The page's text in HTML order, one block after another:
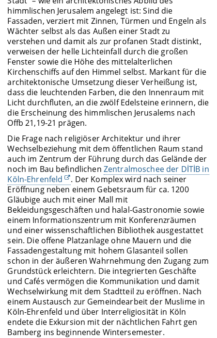
himmlischen Jerusalem angelegt ist: Sind die
Fassaden, verziert mit Zinnen, Türmen und Engeln als
Wächter selbst als das Außen einer Stadt zu
verstehen und damit als zur profanen Stadt distinkt,
verweisen der helle Lichteinfall durch die großen
Fenster sowie die Höhe des mittelalterlichen
Kirchenschiffs auf den Himmel selbst. Markant für die
architektonische Umsetzung dieser Verheißung ist,
dass die leuchtenden Farben, die den Innenraum mit
Licht durchfluten, an die zwölf Edelsteine erinnern, die
die Erscheinung des himmlischen Jerusalems nach
Offb 21,19-21 prägen.
Die Frage nach religiöser Architektur und ihrer
Wechselbeziehung mit dem öffentlichen Raum stand
auch im Zentrum der Führung durch das Gelände der
noch im Bau befindlichen Zentralmoschee der DİTİB in
Köln-Ehrenfeld
. Der Komplex wird nach seiner
Eröffnung neben einem Gebetsraum für ca. 1200
Gläubige auch mit einer Mall mit
Bekleidungsgeschäften und halal-Gastronomie sowie
einem Informationszentrum mit Konferenzräumen
und einer wissenschaftlichen Bibliothek ausgestattet
sein. Die offene Platzanlage ohne Mauern und die
Fassadengestaltung mit hohem Glasanteil sollen
schon in der äußeren Wahrnehmung den Zugang zum
Grundstück erleichtern. Die integrierten Geschäfte
und Cafés vermögen die Kommunikation und damit
Wechselwirkung mit dem Stadtteil zu eröffnen. Nach
einem Austausch zur Gemeindearbeit der Muslime in
Köln-Ehrenfeld und über Interreligiosität in Köln
endete die Exkursion mit der nächtlichen Fahrt gen
Bamberg ins beginnende Wintersemester.